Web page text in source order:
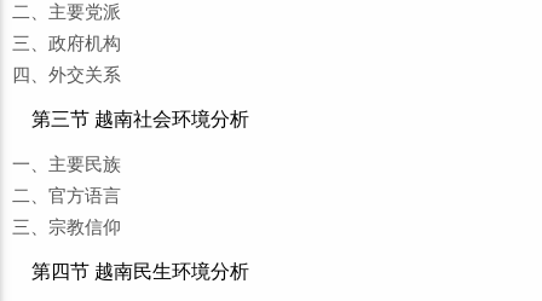
二、主要党派
三、政府机构
四、外交关系
第三节 越南社会环境分析
一、主要民族
二、官方语言
三、宗教信仰
第四节 越南民生环境分析